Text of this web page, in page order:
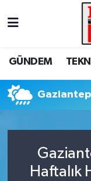
GÜNDEM
Haftalık
Nöbetçi
Tüm